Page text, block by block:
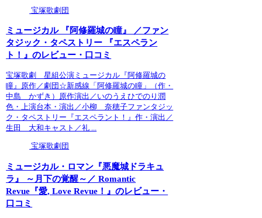
宝塚歌劇団
ミュージカル 『阿修羅城の瞳』 ／ファン
タジック・タペストリー 『エスペラン
ト！』のレビュー・口コミ
宝塚歌劇 星組公演ミュージカル『阿修羅城の
瞳』原作／劇団☆新感線「阿修羅城の瞳」（作・
中島 かずき）原作演出／いのうえひでのり潤
色・上演台本・演出／小柳 奈穂子ファンタジッ
ク・タペストリー『エスペラント！』作・演出／
生田 大和キャスト／礼 ...
宝塚歌劇団
ミュージカル・ロマン『悪魔城ドラキュ
ラ』 ～月下の覚醒～／ Romantic
Revue『愛, Love Revue！』のレビュー・
口コミ